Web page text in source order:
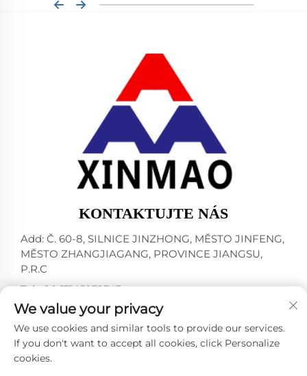
KONTAKTUJTE NÁS
Add: Č. 60-8, SILNICE JINZHONG, MĚSTO JINFENG,
MĚSTO ZHANGJIAGANG, PROVINCE JIANGSU,
P.R.C
Tel:+86-13145032343
E-mail: [email protected]
Všechna práva vyhrazena © 2024 ZHANGJIAGANG CITY
We value your privacy
We use cookies and similar tools to provide our services.
If you don't want to accept all cookies, click Personalize
cookies.